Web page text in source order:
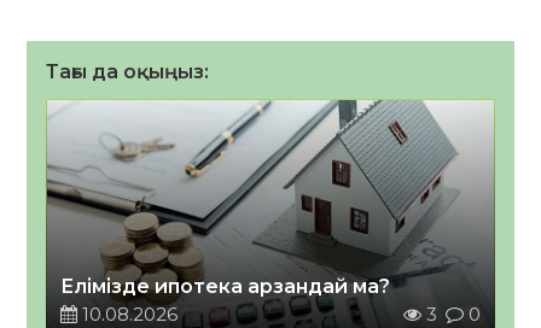
Тағы да оқыңыз:
Елімізде ипотека арзандай ма?
10.08.2026
3 0